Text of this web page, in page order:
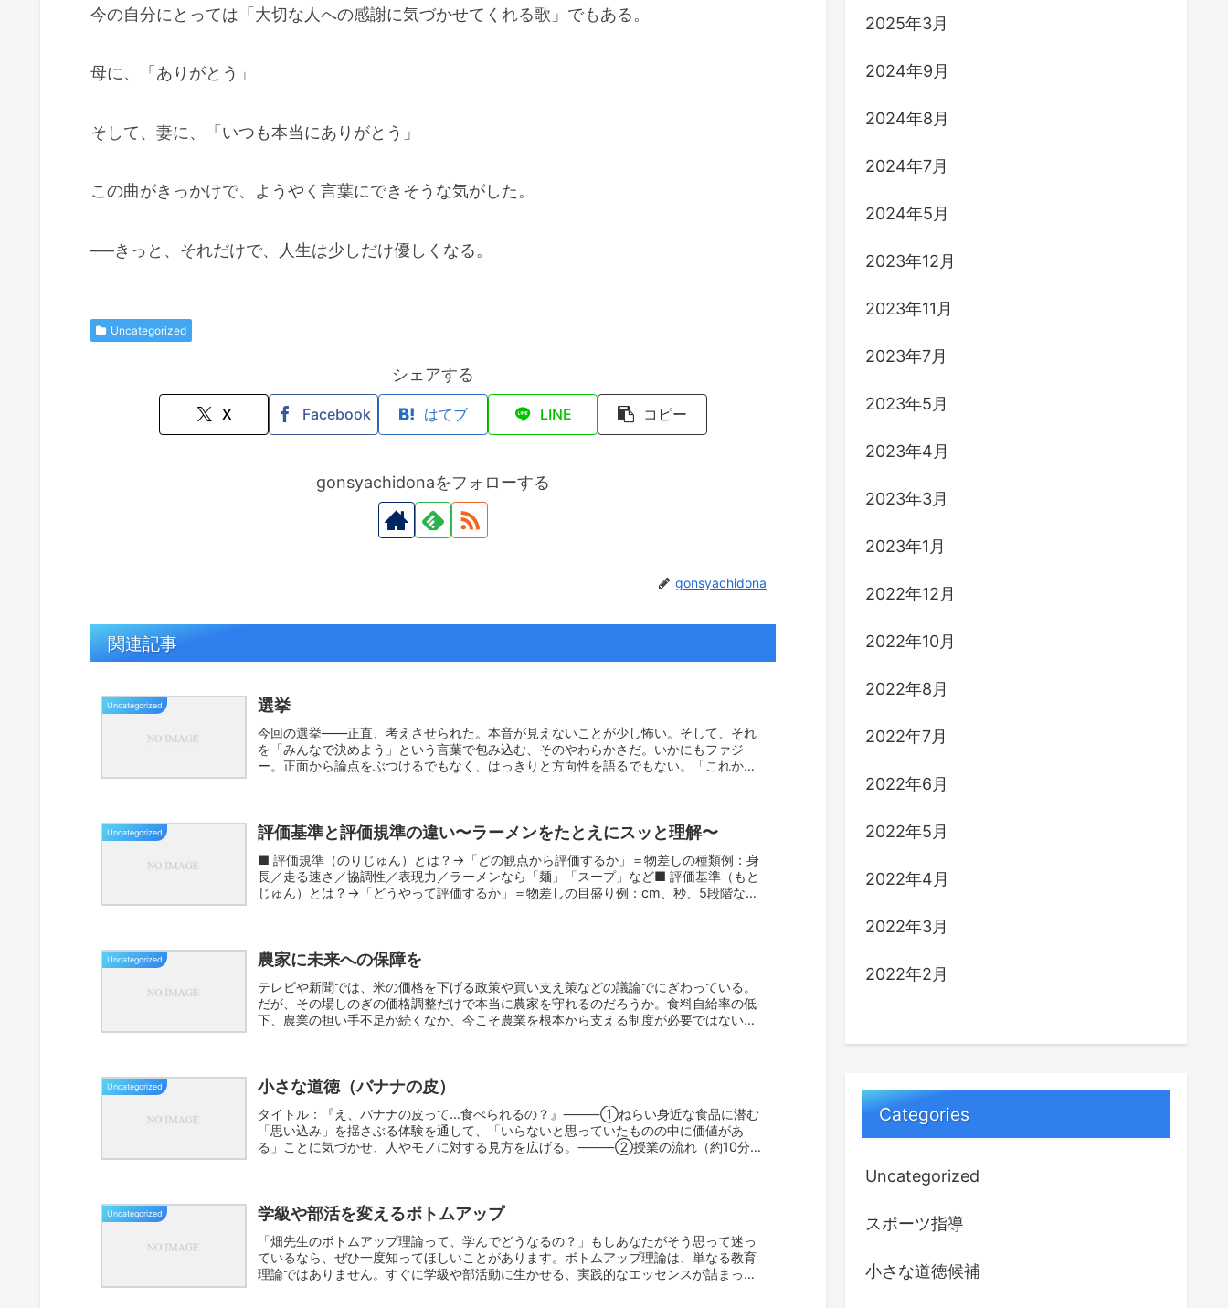
今の自分にとっては「大切な人への感謝に気づかせてくれる歌」でもある。
母に、「ありがとう」
そして、妻に、「いつも本当にありがとう」
この曲がきっかけで、ようやく言葉にできそうな気がした。
──きっと、それだけで、人生は少しだけ優しくなる。
Uncategorized
シェアする
X Facebook はてブ LINE コピー
gonsyachidonaをフォローする
gonsyachidona
関連記事
Uncategorized 選挙
今回の選挙――正直、考えさせられた。本音が見えないことが少し怖い。そして、それ
を「みんなで決めよう」という言葉で包み込む、そのやわらかさだ。いかにもファジ
ー。正面から論点をぶつけるでもなく、はっきりと方向性を語るでもない。「これから
Uncategorized 評価基準と評価規準の違い〜ラーメンをたとえにスッと理解〜
■ 評価規準（のりじゅん）とは？→「どの観点から評価するか」＝物差しの種類例：身
長／走る速さ／協調性／表現力／ラーメンなら「麺」「スープ」など■ 評価基準（もと
じゅん）とは？→「どうやって評価するか」＝物差しの目盛り例：cm、秒、5段階な
Uncategorized 農家に未来への保障を
テレビや新聞では、米の価格を下げる政策や買い支え策などの議論でにぎわっている。
だが、その場しのぎの価格調整だけで本当に農家を守れるのだろうか。食料自給率の低
下、農業の担い手不足が続くなか、今こそ農業を根本から支える制度が必要ではない
Uncategorized 小さな道徳（バナナの皮）
タイトル：『え、バナナの皮って…食べられるの？』⸻①ねらい身近な食品に潜む
「思い込み」を揺さぶる体験を通して、「いらないと思っていたものの中に価値があ
る」ことに気づかせ、人やモノに対する見方を広げる。⸻②授業の流れ（約10分）
Uncategorized 学級や部活を変えるボトムアップ
「畑先生のボトムアップ理論って、学んでどうなるの？」もしあなたがそう思って迷っ
ているなら、ぜひ一度知ってほしいことがあります。ボトムアップ理論は、単なる教育
理論ではありません。すぐに学級や部活動に生かせる、実践的なエッセンスが詰まって
2025年3月
2024年9月
2024年8月
2024年7月
2024年5月
2023年12月
2023年11月
2023年7月
2023年5月
2023年4月
2023年3月
2023年1月
2022年12月
2022年10月
2022年8月
2022年7月
2022年6月
2022年5月
2022年4月
2022年3月
2022年2月
Categories
Uncategorized
スポーツ指導
小さな道徳候補